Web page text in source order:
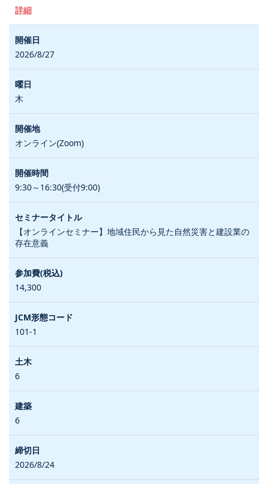
詳細
2026/8/27
木
オンライン(Zoom)
9:30～16:30(受付9:00)
【オンラインセミナー】地域住民から見た自然災害と建設業の
存在意義
14,300
101-1
6
6
2026/8/24